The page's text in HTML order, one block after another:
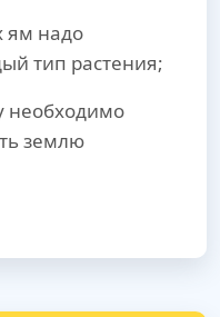
ям надо
тип растения;
необходимо
землю